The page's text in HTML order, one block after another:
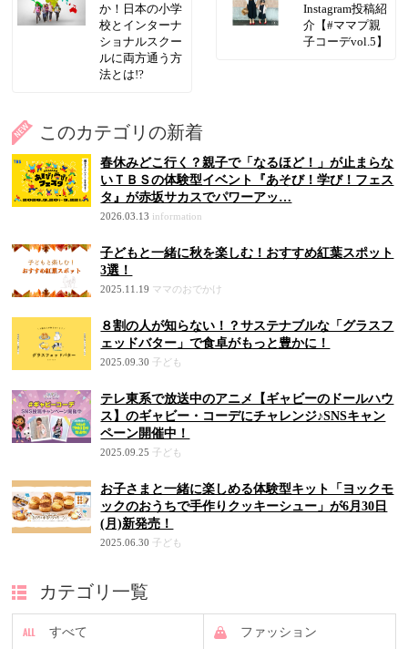
か！日本の小学
校とインターナ
ショナルスクー
ルに両方通う方
法とは!?
Instagram投稿紹
介【#ママプ親
子コーデvol.5】
このカテゴリの新着
春休みどこ行く？親子で「なるほど！」が止まらな
いＴＢＳの体験型イベント『あそび！学び！フェス
タ』が赤坂サカスでパワーアッ…
2026.03.13 information
子どもと一緒に秋を楽しむ！おすすめ紅葉スポット
3選！
2025.11.19 ママのおでかけ
８割の人が知らない！？サステナブルな「グラスフ
ェッドバター」で食卓がもっと豊かに！
2025.09.30 子ども
テレ東系で放送中のアニメ【ギャビーのドールハウ
ス】のギャビー・コーデにチャレンジ♪SNSキャン
ペーン開催中！
2025.09.25 子ども
お子さまと一緒に楽しめる体験型キット「ヨックモ
ックのおうちで手作りクッキーシュー」が6月30日
(月)新発売！
2025.06.30 子ども
カテゴリ一覧
すべて ファッション